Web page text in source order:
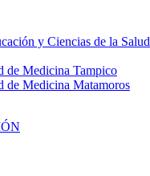
y Ciencias de la Salud
de Medicina Tampico
de Medicina Matamoros